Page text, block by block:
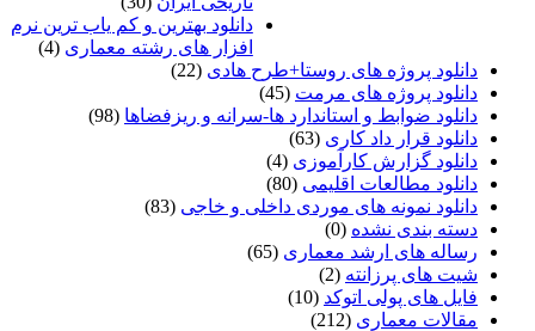
دانلود بهترین و کم یاب ترین نرم
افزار های رشته معماری (4)
دانلود پروژه های روستا+طرح هادی (22)
دانلود پروژه های مرمت (45)
دانلود ضوابط و استاندارد ها-سرانه و ریزفضاها (98)
دانلود قرار داد کاری (63)
دانلود گزارش کارآموزی (4)
دانلود مطالعات اقلیمی (80)
دانلود نمونه های موردی داخلی و خاجی (83)
دسته بندی نشده (0)
رساله های ارشد معماری (65)
شیت های پرزانته (2)
فایل های پولی اتوکد (10)
مقالات معماری (212)